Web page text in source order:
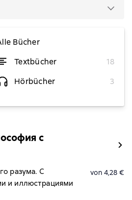
Bücher
Textbücher
18
Hörbücher
3
книги
разума. Критика
Критика
von 2,14 €
с
разума. С
и иллюстрациями
von 4,28 €